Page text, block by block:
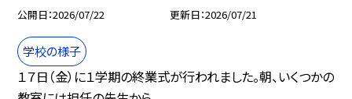
公開日 2026/07/22 更新日 2026/07/21
学校の様子
１７日（金）に１学期の終業式が行われました。朝、いくつかの